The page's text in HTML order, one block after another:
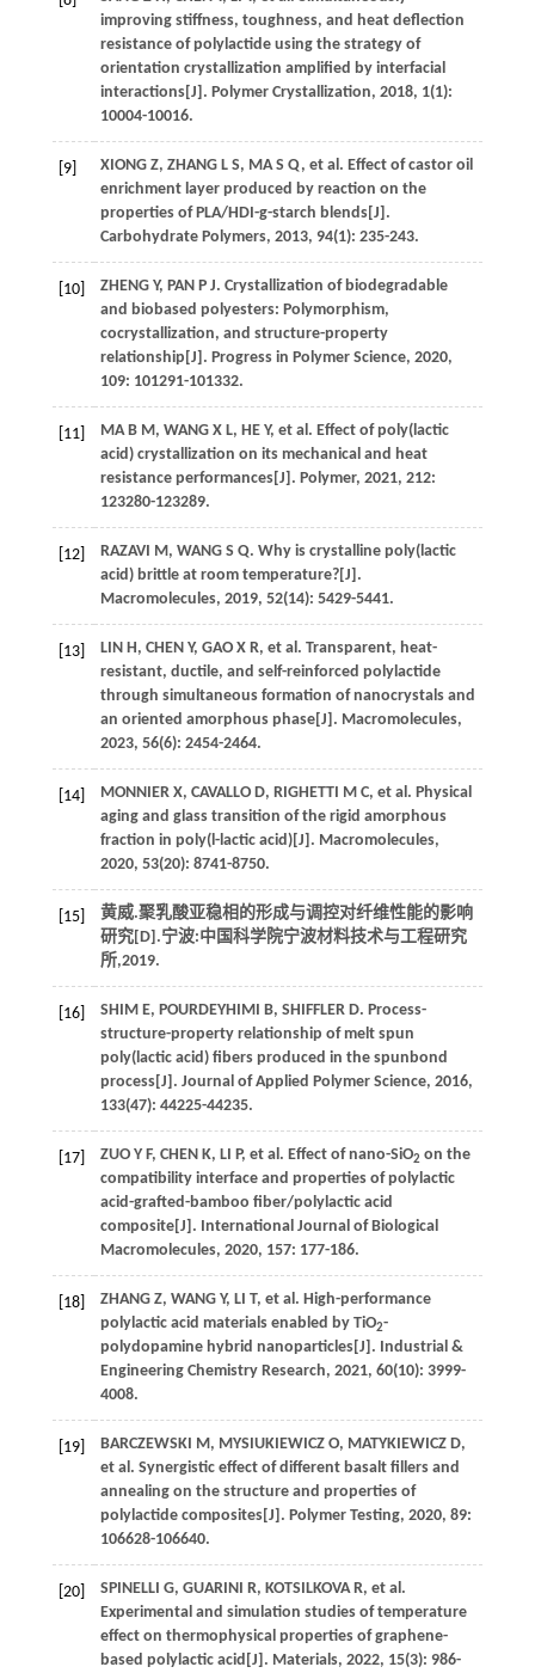
improving stiffness, toughness, and heat deflection
resistance of polylactide using the strategy of
orientation crystallization amplified by interfacial
interactions[J]. Polymer Crystallization, 2018, 1(1):
10004-10016.
[9] XIONG Z, ZHANG L S, MA S Q, et al. Effect of castor oil
enrichment layer produced by reaction on the
properties of PLA/HDI-g-starch blends[J].
Carbohydrate Polymers, 2013, 94(1): 235-243.
[10] ZHENG Y, PAN P J. Crystallization of biodegradable
and biobased polyesters: Polymorphism,
cocrystallization, and structure-property
relationship[J]. Progress in Polymer Science, 2020,
109: 101291-101332.
[11] MA B M , WANG X L, HE Y, et al. Effect of poly(lactic
acid) crystallization on its mechanical and heat
resistance performances[J]. Polymer, 2021, 212:
123280-123289.
[12] RAZAVI M , WANG S Q. Why is crystalline poly(lactic
acid) brittle at room temperature?[J].
Macromolecules, 2019, 52(14): 5429-5441.
[13] LIN H , CHEN Y, GAO X R, et al. Transparent, heat-
resistant, ductile, and self-reinforced polylactide
through simultaneous formation of nanocrystals and
an oriented amorphous phase[J]. Macromolecules,
2023, 56(6): 2454-2464.
[14] MONNIER X, CAVALLO D, RIGHETTI M C, et al. Physical
aging and glass transition of the rigid amorphous
fraction in poly(l-lactic acid)[J]. Macromolecules,
2020, 53(20): 8741-8750.
[15]
黄威.聚乳酸亚稳相的形成与调控对纤维性能的影响
研究[D].宁波:中国科学院宁波材料技术与工程研究
所,2019.
[16] SHIM E, POURDEYHIMI B, SHIFFLER D. Process-
structure-property relationship of melt spun
poly(lactic acid) fibers produced in the spunbond
process[J]. Journal of Applied Polymer Science, 2016,
133(47): 44225-44235.
[17] ZUO Y F, CHEN K, LI P, et al. Effect of nano-SiO2 on the
compatibility interface and properties of polylactic
acid-grafted-bamboo fiber/polylactic acid
composite[J]. International Journal of Biological
Macromolecules, 2020, 157: 177-186.
[18] ZHANG Z, WANG Y, LI T, et al. High-performance
polylactic acid materials enabled by TiO2-
polydopamine hybrid nanoparticles[J]. Industrial &
Engineering Chemistry Research, 2021, 60(10): 3999-
4008.
[19] BARCZEWSKI M , MYSIUKIEWICZ O, MATYKIEWICZ D,
et al. Synergistic effect of different basalt fillers and
annealing on the structure and properties of
polylactide composites[J]. Polymer Testing, 2020, 89:
106628-106640.
[20] SPINELLI G, GUARINI R, KOTSILKOVA R, et al.
Experimental and simulation studies of temperature
effect on thermophysical properties of graphene-
based polylactic acid[J]. Materials, 2022, 15(3): 986-